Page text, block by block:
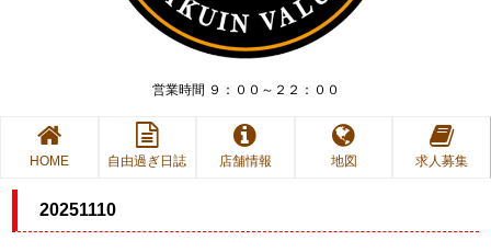
営業時間 ９：００～２２：００
HOME 自由過ぎ日誌 店舗情報 地図 求人募集
20251110